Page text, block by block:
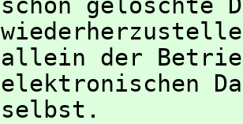
allein der
elektronischen
selbst.